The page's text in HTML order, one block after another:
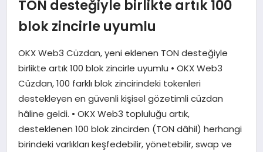
SAĞLIK
EKONOMI
MAGAZIN
EĞITIM
TON desteğiyle birlikte artık 100
blok zincirle uyumlu
OKX Web3 Cüzdan, yeni eklenen TON desteğiyle
birlikte artık 100 blok zincirle uyumlu • OKX Web3
Cüzdan, 100 farklı blok zincirindeki tokenleri
destekleyen en güvenli kişisel gözetimli cüzdan
hâline geldi. • OKX Web3 topluluğu artık,
desteklenen 100 blok zincirden (TON dâhil) herhangi
birindeki varlıkları keşfedebilir, yönetebilir, swap ve